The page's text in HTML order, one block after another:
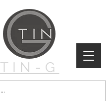
TIN-G